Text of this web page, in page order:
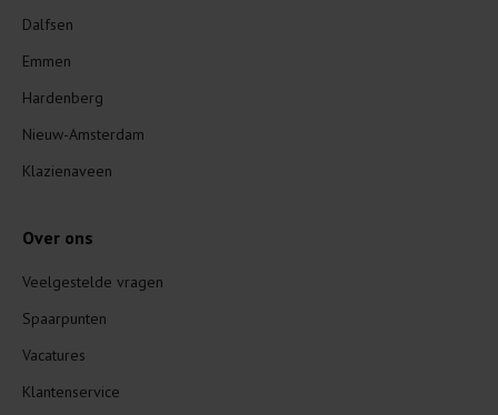
Dalfsen
Emmen
Hardenberg
Nieuw-Amsterdam
Klazienaveen
Over ons
Veelgestelde vragen
Spaarpunten
Vacatures
Klantenservice